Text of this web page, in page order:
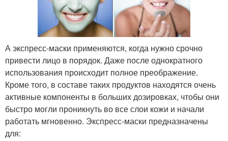
А экспресс-маски применяются, когда нужно срочно
привести лицо в порядок. Даже после однократного
использования происходит полное преображение.
Кроме того, в составе таких продуктов находятся очень
активные компоненты в больших дозировках, чтобы они
быстро могли проникнуть во все слои кожи и начали
работать мгновенно. Экспресс-маски предназначены
для: